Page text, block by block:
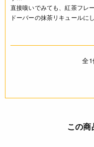
直接嗅いでみても、紅茶フレ
ドーバーの抹茶リキュールに
全
この